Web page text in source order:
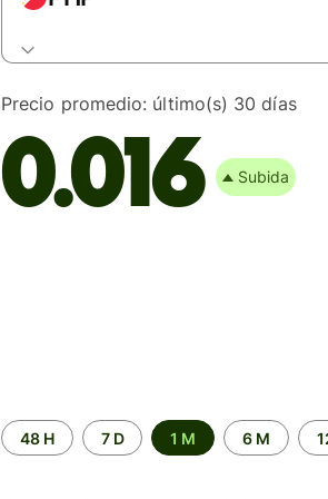
Precio promedio: último(s) 30 días
0.016 Subida
Periodo
de
48 H 7 D 1 M 6 M